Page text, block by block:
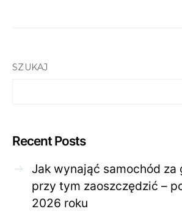
SZUKAJ
Recent Posts
Jak wynająć samochód za
przy tym zaoszczędzić –
2026 roku